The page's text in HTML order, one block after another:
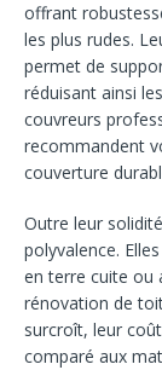
offrant
les plus rudes.
permet de
réduisant ainsi
couvreurs
recommandent
couverture
Outre leur
polyvalence.
en terre cuite ou
rénovation de
surcroît, leur
comparé aux